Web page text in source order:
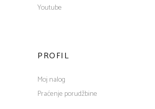
Youtube
PROFIL
Moj nalog
Praćenje porudžbine